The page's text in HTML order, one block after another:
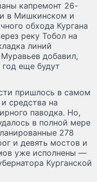
капремонт 26-
в Мишкинском и
обхода Кургана
реку Тобол на
линий
добавил,
еще будут
пришлось в самом
средства на
паводка. Но,
в полной мере
278
и девять мостов и
уже исполнены —
Курганской